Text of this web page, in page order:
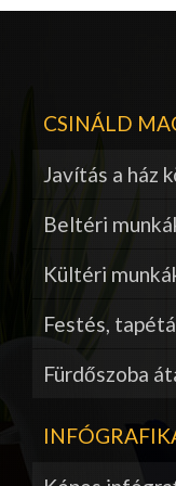
CSINÁLD
Javítás a ház
Beltéri
Kültéri
Festés,
Fürdőszoba